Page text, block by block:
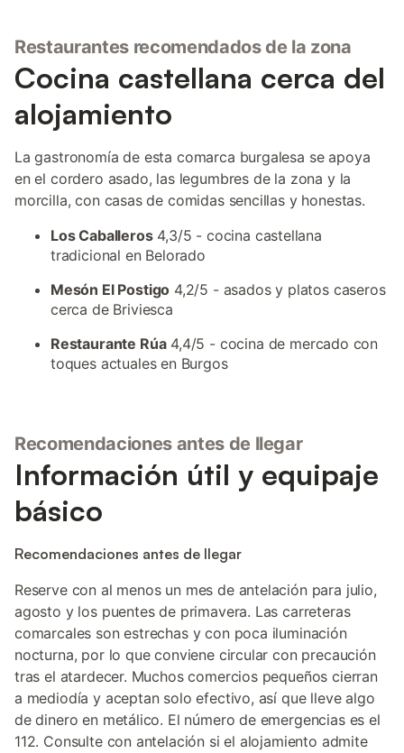
Restaurantes recomendados de la zona
Cocina castellana cerca del
alojamiento
La gastronomía de esta comarca burgalesa se apoya
en el cordero asado, las legumbres de la zona y la
morcilla, con casas de comidas sencillas y honestas.
Los Caballeros4,3/5 - cocina castellana
tradicional en Belorado
Mesón El Postigo 4,2/5 - asados y platos caseros
cerca de Briviesca
Restaurante Rúa4,4/5 - cocina de mercado con
toques actuales en Burgos
Recomendaciones antes de llegar
Información útil y equipaje
básico
Recomendaciones antes de llegar
Reserve con al menos un mes de antelación para julio,
agosto y los puentes de primavera. Las carreteras
comarcales son estrechas y con poca iluminación
nocturna, por lo que conviene circular con precaución
tras el atardecer. Muchos comercios pequeños cierran
a mediodía y aceptan solo efectivo, así que lleve algo
de dinero en metálico. El número de emergencias es el
112. Consulte con antelación si el alojamiento admite